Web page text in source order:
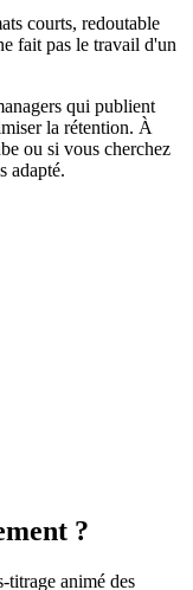
courts, redoutable
fait pas le travail d'un
qui publient
la rétention. À
ou si vous cherchez
adapté.
?
titrage animé des